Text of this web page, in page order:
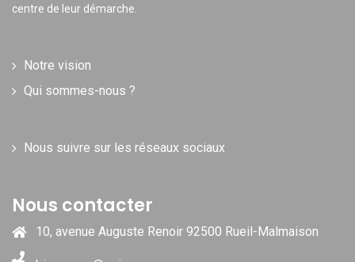
centre de leur démarche.
Notre vision
Qui sommes-nous ?
Nous suivre sur les réseaux sociaux
Nous contacter
10, avenue Auguste Renoir 92500 Rueil-Malmaison